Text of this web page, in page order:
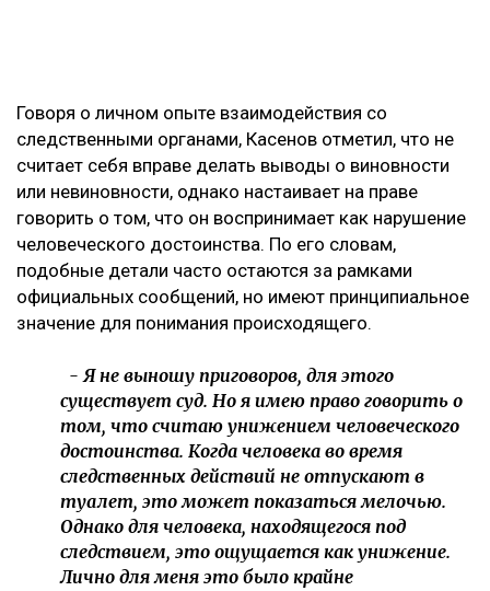
Говоря о личном опыте взаимодействия со
следственными органами, Касенов отметил, что не
считает себя вправе делать выводы о виновности
или невиновности, однако настаивает на праве
говорить о том, что он воспринимает как нарушение
человеческого достоинства. По его словам,
подобные детали часто остаются за рамками
официальных сообщений, но имеют принципиальное
значение для понимания происходящего.
- Я не выношу приговоров, для этого
существует суд. Но я имею право говорить о
том, что считаю унижением человеческого
достоинства. Когда человека во время
следственных действий не отпускают в
туалет, это может показаться мелочью.
Однако для человека, находящегося под
следствием, это ощущается как унижение.
Лично для меня это было крайне